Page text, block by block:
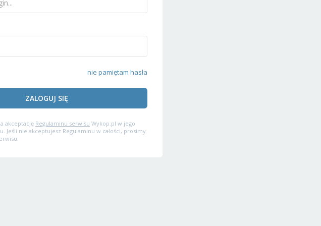
nie pamiętam hasła
ZALOGUJ SIĘ
akceptację Regulaminu serwisu Wykop.pl w jego
Jeśli nie akceptujesz Regulaminu w całości, prosimy